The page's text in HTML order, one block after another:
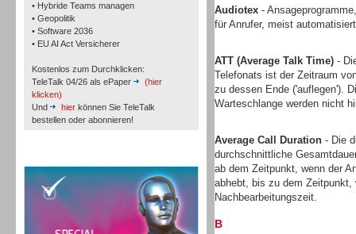
• Hybride Teams managen
• Geopolitik
• Software 2036
• EU AI Act Versicherer
Kostenlos zum Durchklicken:
TeleTalk 04/26 als ePaper
(hier
klicken)
Und
hier können Sie TeleTalk
bestellen oder abonnieren!
Workforce-Management
Audiotex -
für Anrufer, meist
ATT (Average Talk Time) -
Telefonats ist der Zeitraum
zu dessen Ende ('auflegen').
Warteschlange werden nicht
Average Call Duration - Die
durchschnittliche
ab dem Zeitpunkt, wenn der
abhebt, bis zu dem Zeitpunkt,
Nachbearbeitungszeit.
B